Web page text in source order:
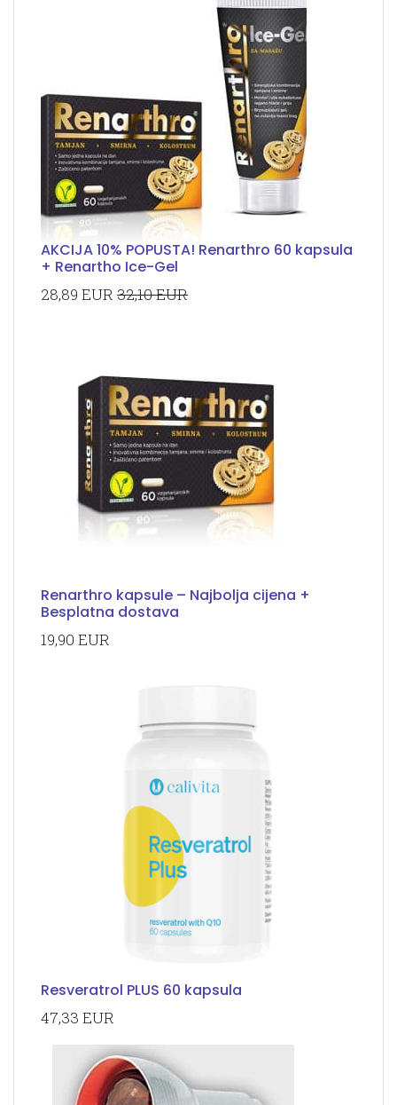
AKCIJA 10% POPUSTA! Renarthro 60 kapsula
+ Renartho Ice-Gel
28,89 EUR 32,10 EUR
Renarthro kapsule – Najbolja cijena +
Besplatna dostava
19,90 EUR
Resveratrol PLUS 60 kapsula
47,33 EUR